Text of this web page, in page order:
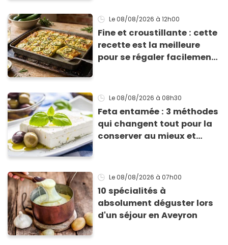
Le 08/08/2026 à 12h00
Fine et croustillante : cette
recette est la meilleure
pour se régaler facilement
Le 08/08/2026 à 08h30
Feta entamée : 3 méthodes
qui changent tout pour la
conserver au mieux et
Le 08/08/2026 à 07h00
10 spécialités à
absolument déguster lors
d'un séjour en Aveyron